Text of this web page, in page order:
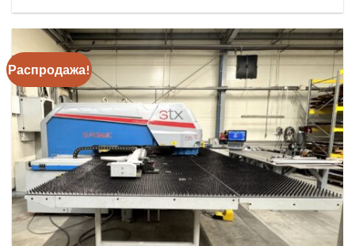
Распродажа!